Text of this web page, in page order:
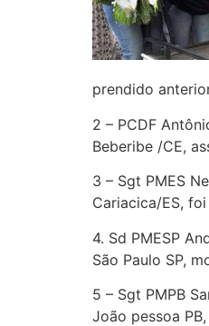
prendido
2 – PCDF
Beberibe /CE,
3 – Sgt PMES
Cariacica/ES,
4. Sd PMESP
São Paulo SP,
5 – Sgt PMPB
João pessoa